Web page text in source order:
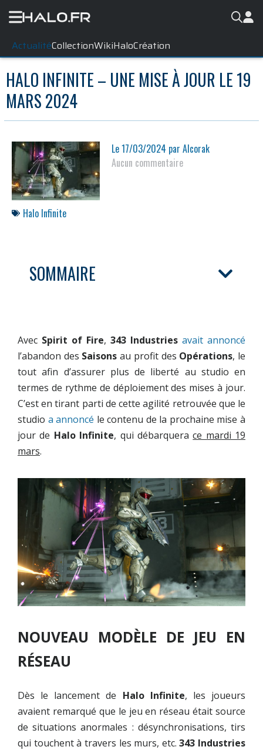
ActualitéCollectionWikiHaloCréation
HALO INFINITE – UNE MISE À JOUR LE 19
MARS 2024
Le17/03/2024 par Alcorak
Aucun commentaire
Halo Infinite
SOMMAIRE
Avec Spirit of Fire, 343 Industries avait annoncé
l’abandon des Saisons au profit des Opérations, le
tout afin d’assurer plus de liberté au studio en
termes de rythme de déploiement des mises à jour.
C’est en tirant parti de cette agilité retrouvée que le
studio a annoncé le contenu de la prochaine mise à
jour de Halo Infinite, qui débarquerace mardi 19
mars.
NOUVEAU MODÈLE DE JEU EN
RÉSEAU
Dès le lancement de Halo Infinite, les joueurs
avaient remarqué que le jeu en réseau était source
de situations anormales : désynchronisations, tirs
qui touchent à travers les murs, etc.343 Industries